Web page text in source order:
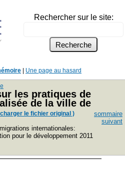
Rechercher sur le site:
Une page au hasard
les pratiques de
de la ville de
le fichier original )
internationales:
pour le développement 2011
sommaire
suivant